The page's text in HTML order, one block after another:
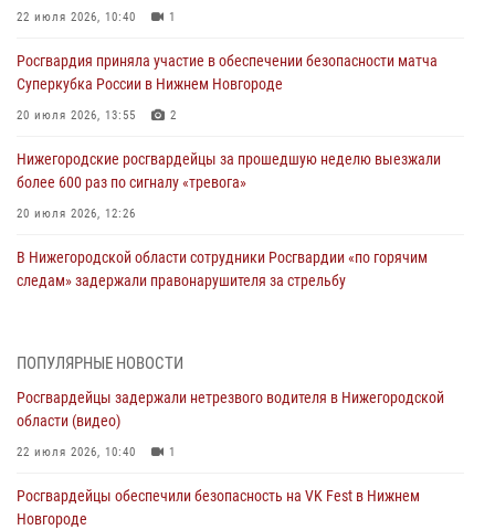
22 июля 2026, 10:40 1
Росгвардия приняла участие в обеспечении безопасности матча
Суперкубка России в Нижнем Новгороде
20 июля 2026, 13:55 2
Нижегородские росгвардейцы за прошедшую неделю выезжали
более 600 раз по сигналу «тревога»
20 июля 2026, 12:26
В Нижегородской области сотрудники Росгвардии «по горячим
следам» задержали правонарушителя за стрельбу
В Нижегородской области продолжаются мероприятия в рамках
16 июля 2026, 05:00
Росгвардейцы обеспечили безопасность на VK Fest в Нижнем
13 июля 2026, 17:13
ПОПУЛЯРНЫЕ НОВОСТИ
Росгвардейцы задержали нетрезвого водителя в Нижегородской
области (видео)
22 июля 2026, 10:40 1
Росгвардейцы обеспечили безопасность на VK Fest в Нижнем
Новгороде